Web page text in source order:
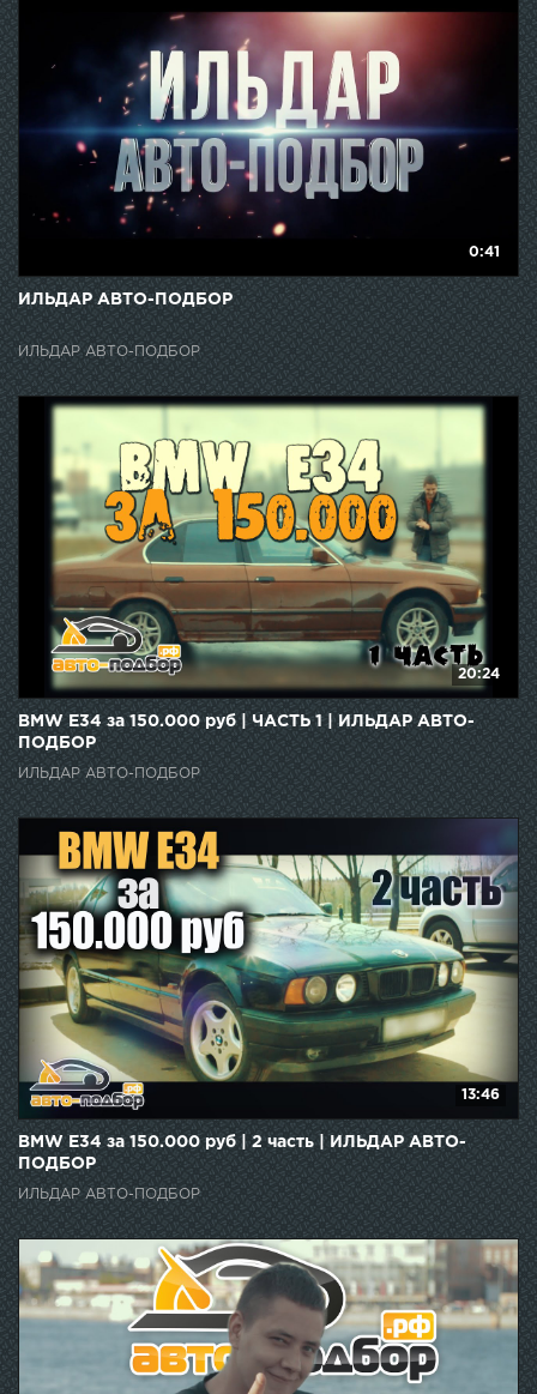
0:41
ИЛЬДАР АВТО-ПОДБОР
ИЛЬДАР АВТО-ПОДБОР
20:24
BMW E34 за 150.000 руб | ЧАСТЬ 1 | ИЛЬДАР АВТО-
ПОДБОР
ИЛЬДАР АВТО-ПОДБОР
13:46
BMW E34 за 150.000 руб | 2 часть | ИЛЬДАР АВТО-
ПОДБОР
ИЛЬДАР АВТО-ПОДБОР